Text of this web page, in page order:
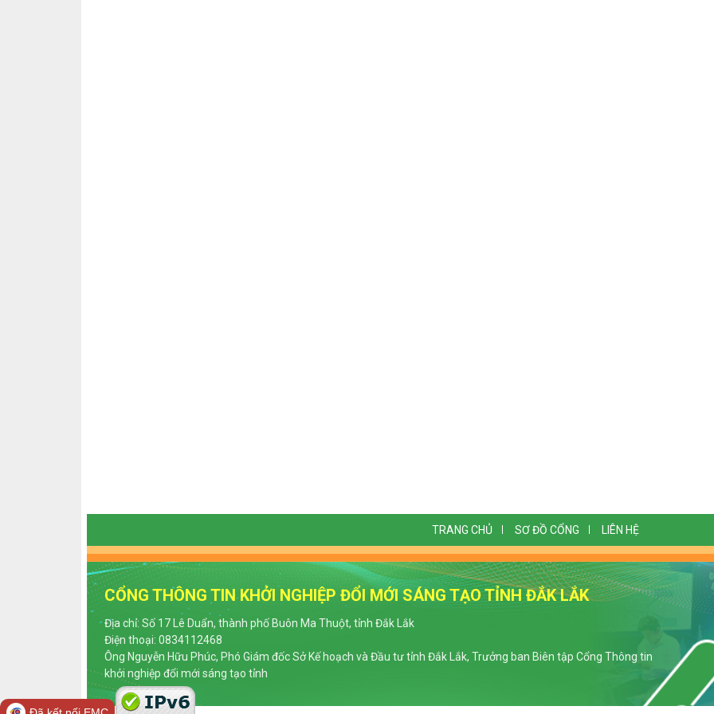
TRANG CHỦ SƠ ĐỒ CỔNG LIÊN HỆ
CỔNG THÔNG TIN KHỞI NGHIỆP ĐỔI MỚI SÁNG TẠO TỈNH ĐẮK LẮK
Địa chỉ: Số 17 Lê Duẩn, thành phố Buôn Ma Thuột, tỉnh Đắk Lắk
Điện thoại: 0834112468
Ông Nguyễn Hữu Phúc, Phó Giám đốc Sở Kế hoạch và Đầu tư tỉnh Đắk Lắk, Trưởng ban Biên tập Cổng Thông tin
khởi nghiệp đổi mới sáng tạo tỉnh